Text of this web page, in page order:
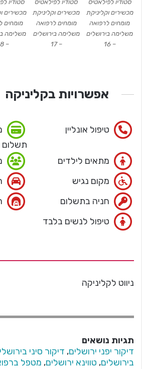
סטודיו לפילאטיס
מכשירים וקליניקת
מומחים לרפואה
משלימה בירושלים
– 16
סטודיו לפילאטיס
מכשירים וקליניקת
מומחים לרפואה
משלימה בירושלים
– 17
סטודיו
מכשירים
מומחים
משלימה
– 18
אפשרויות בקליניקה
טיפול אונליין
תשלום
מתאים לילדים
מקום נגיש
חניה בתשלום
טיפול לנשים בלבד
ניווט לקליניקה
תגיות נושאים
דיקור יפני ירושלים, דיקור סיני
בירושלים, טווינא ירושלים, מטפל